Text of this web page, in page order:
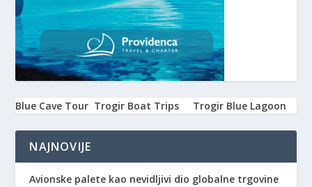
Blue Cave Tour Trogir Boat Trips Trogir Blue Lagoon
NAJNOVIJE
Avionske palete kao nevidljivi dio globalne trgovine